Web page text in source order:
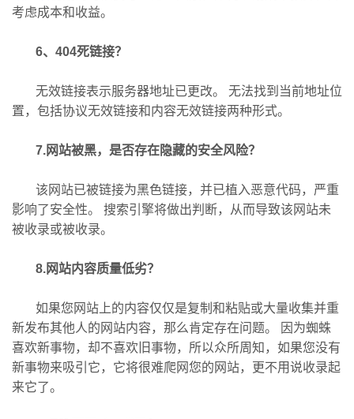
考虑成本和收益。
6、404死链接？
无效链接表示服务器地址已更改。 无法找到当前地址位
置，包括协议无效链接和内容无效链接两种形式。
7.网站被黑，是否存在隐藏的安全风险？
该网站已被链接为黑色链接，并已植入恶意代码，严重
影响了安全性。 搜索引擎将做出判断，从而导致该网站未
被收录或被收录。
8.网站内容质量低劣？
如果您网站上的内容仅仅是复制和粘贴或大量收集并重
新发布其他人的网站内容，那么肯定存在问题。 因为蜘蛛
喜欢新事物，却不喜欢旧事物，所以众所周知，如果您没有
新事物来吸引它，它将很难爬网您的网站，更不用说收录起
来它了。